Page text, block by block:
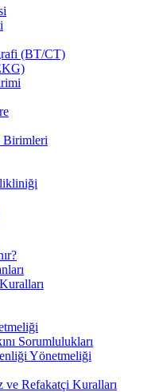
(BT/CT)
Birimleri
Sorumlulukları
Yönetmeliği
ve Refakatçi Kuralları